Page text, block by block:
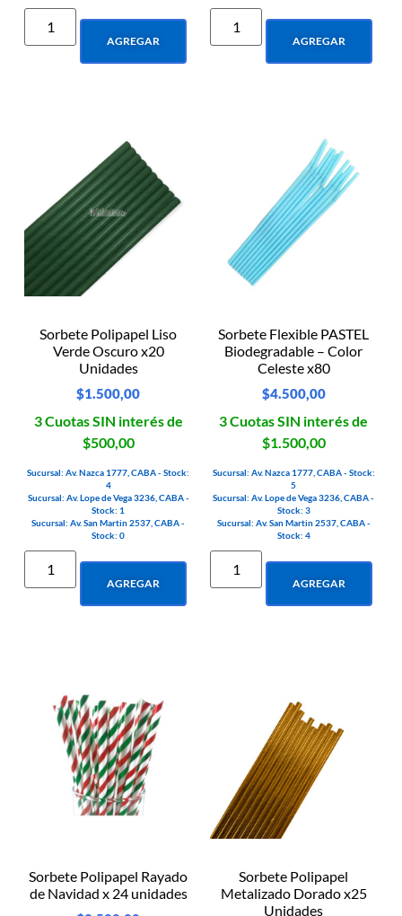
AGREGAR AGREGAR
Sorbete Polipapel Liso
Verde Oscuro x20
Unidades
$1.500,00
3 Cuotas SIN interés de
$500,00
Sucursal: Av. Nazca 1777, CABA - Stock:
4
Sucursal: Av. Lope de Vega 3236, CABA -
Stock: 1
Sucursal: Av. San Martin 2537, CABA -
Stock: 0
AGREGAR
Sorbete Flexible PASTEL
Biodegradable – Color
Celeste x80
$4.500,00
3 Cuotas SIN interés de
$1.500,00
Sucursal: Av. Nazca 1777, CABA - Stock:
5
Sucursal: Av. Lope de Vega 3236, CABA -
Stock: 3
Sucursal: Av. San Martin 2537, CABA -
Stock: 4
AGREGAR
Sorbete Polipapel Rayado
de Navidad x 24 unidades
Sorbete Polipapel
Metalizado Dorado x25
Unidades